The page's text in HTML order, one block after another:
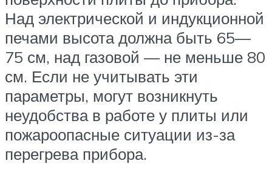
Над электрической и индукционной
печами высота должна быть 65—
75 см, над газовой — не меньше 80
см. Если не учитывать эти
параметры, могут возникнуть
неудобства в работе у плиты или
пожароопасные ситуации из-за
перегрева прибора.